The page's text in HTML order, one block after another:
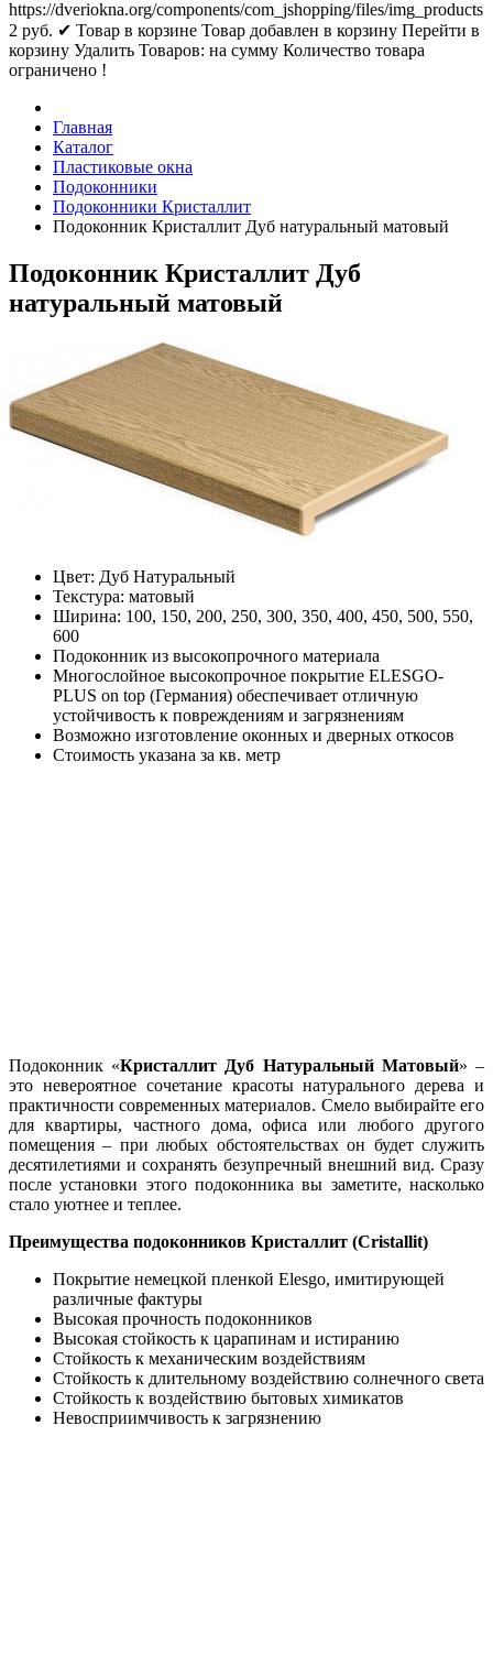
https://dveriokna.org/components/com_jshopping/files/img_products
2 руб. ✔ Товар в корзине Товар добавлен в корзину Перейти в
корзину Удалить Товаров: на сумму Количество товара
ограничено !
Главная
Каталог
Пластиковые окна
Подоконники
Подоконники Кристаллит
Подоконник Кристаллит Дуб натуральный матовый
Подоконник Кристаллит Дуб
натуральный матовый
Цвет: Дуб Натуральный
Текстура: матовый
Ширина: 100, 150, 200, 250, 300, 350, 400, 450, 500, 550,
600
Подоконник из высокопрочного материала
Многослойное высокопрочное покрытие ELESGO-
PLUS on top (Германия) обеспечивает отличную
устойчивость к повреждениям и загрязнениям
Возможно изготовление оконных и дверных откосов
Стоимость указана за кв. метр
Подоконник «Кристаллит Дуб Натуральный Матовый» –
это невероятное сочетание красоты натурального дерева и
практичности современных материалов. Смело выбирайте его
для квартиры, частного дома, офиса или любого другого
помещения – при любых обстоятельствах он будет служить
десятилетиями и сохранять безупречный внешний вид. Сразу
после установки этого подоконника вы заметите, насколько
стало уютнее и теплее.
Преимущества подоконников Кристаллит (Cristallit)
Покрытие немецкой пленкой Elesgo, имитирующей
различные фактуры
Высокая прочность подоконников
Высокая стойкость к царапинам и истиранию
Стойкость к механическим воздействиям
Стойкость к длительному воздействию солнечного света
Стойкость к воздействию бытовых химикатов
Невосприимчивость к загрязнению